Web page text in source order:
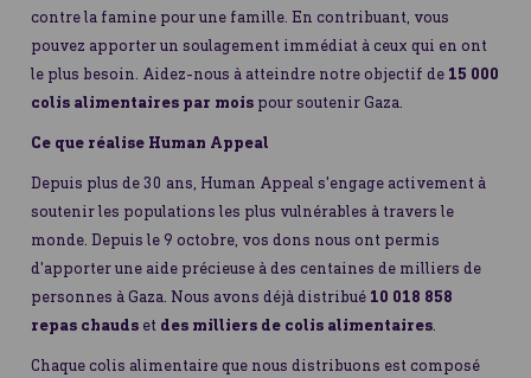
contre la famine pour une famille. En contribuant, vous
pouvez apporter un soulagement immédiat à ceux qui en ont
le plus besoin. Aidez-nous à atteindre notre objectif de 15 000
colis alimentaires par mois pour soutenir Gaza.
Ce que réalise Human Appeal
Depuis plus de 30 ans, Human Appeal s'engage activement à
soutenir les populations les plus vulnérables à travers le
monde. Depuis le 9 octobre, vos dons nous ont permis
d'apporter une aide précieuse à des centaines de milliers de
personnes à Gaza. Nous avons déjà distribué 10 018 858
repas chauds et des milliers de colis alimentaires.
Chaque colis alimentaire que nous distribuons est composé